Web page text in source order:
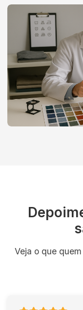
Veja o que